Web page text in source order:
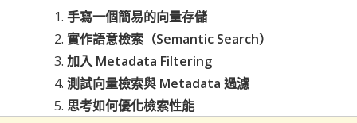
術實力，為企業帶來真正的數位轉型價值，同時也
為自己開創更寬廣的職涯發展空間。 立即報名，
與我們一起站上 AI 浪潮的浪頭！ #AI培訓 #企業
轉型 #技術突破
手寫一個簡易的向量存儲
實作語意檢索（Semantic Search）
加入 Metadata Filtering
測試向量檢索與 Metadata 過濾
思考如何優化檢索性能